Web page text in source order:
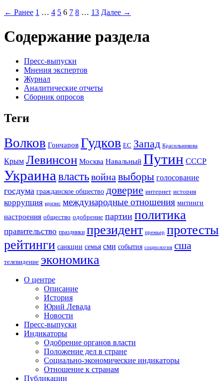
← Ранее 1 … 4 5 6 7 8 … 13 Далее →
Содержание раздела
Пресс-выпуски
Мнения экспертов
Журнал
Аналитические отчеты
Сборник опросов
Теги
Волков Гончаров Гудков ЕС Запад Красильникова
Крым Левинсон Москва Навальный Путин СССР
Украина властьвойна выборы голосование
госдума гражданское общество доверие интернет история
коррупция кризис международные отношения митинги
настроения общество одобрение партии политика
правительство праздники президент премьер протесты
рейтинги санкции семья сми события социология сша
телевидение экономика
О центре
Описание
История
Юрий Левада
Новости
Пресс-выпуски
Индикаторы
Одобрение органов власти
Положение дел в стране
Социально-экономические индикаторы
Отношение к странам
Публикации